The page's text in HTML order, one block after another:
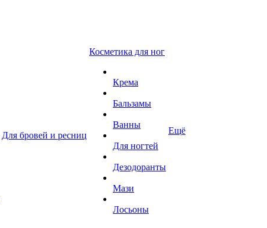
Для бровей и ресниц
Косметика для ног
Крема
Бальзамы
Ванны
Для ногтей
Дезодоранты
Мази
Лосьоны
Ещё